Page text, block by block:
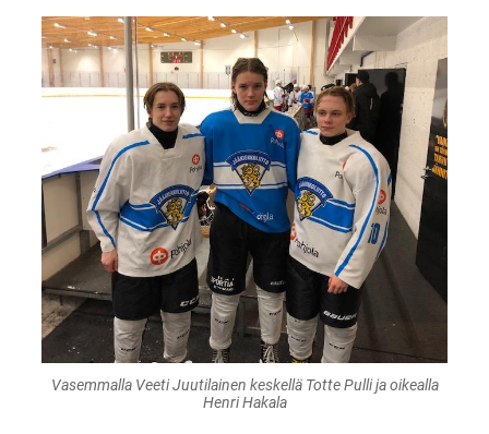
Vasemmalla Veeti Juutilainen keskellä Totte Pulli ja oikealla
Henri Hakala